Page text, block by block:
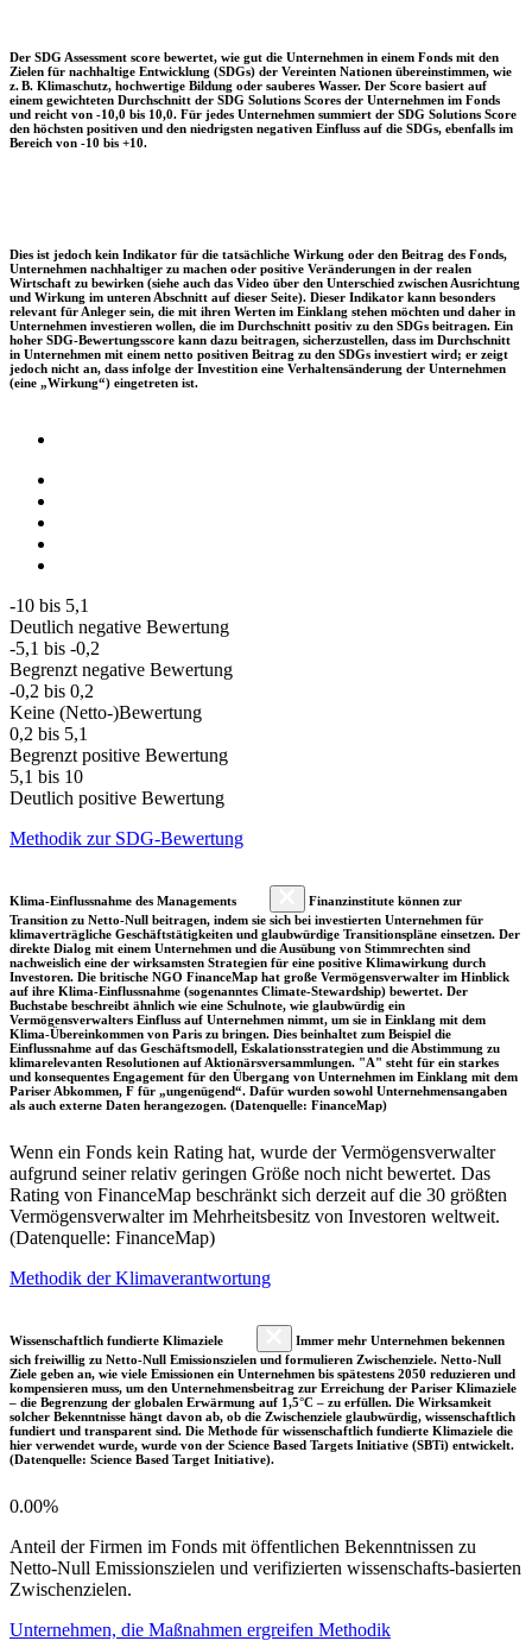
Der SDG Assessment score bewertet, wie gut die Unternehmen in einem Fonds mit den
Zielen für nachhaltige Entwicklung (SDGs) der Vereinten Nationen übereinstimmen, wie
z. B. Klimaschutz, hochwertige Bildung oder sauberes Wasser. Der Score basiert auf
einem gewichteten Durchschnitt der SDG Solutions Scores der Unternehmen im Fonds
und reicht von -10,0 bis 10,0. Für jedes Unternehmen summiert der SDG Solutions Score
den höchsten positiven und den niedrigsten negativen Einfluss auf die SDGs, ebenfalls im
Bereich von -10 bis +10.
Dies ist jedoch kein Indikator für die tatsächliche Wirkung oder den Beitrag des Fonds,
Unternehmen nachhaltiger zu machen oder positive Veränderungen in der realen
Wirtschaft zu bewirken (siehe auch das Video über den Unterschied zwischen Ausrichtung
und Wirkung im unteren Abschnitt auf dieser Seite). Dieser Indikator kann besonders
relevant für Anleger sein, die mit ihren Werten im Einklang stehen möchten und daher in
Unternehmen investieren wollen, die im Durchschnitt positiv zu den SDGs beitragen. Ein
hoher SDG-Bewertungsscore kann dazu beitragen, sicherzustellen, dass im Durchschnitt
in Unternehmen mit einem netto positiven Beitrag zu den SDGs investiert wird; er zeigt
jedoch nicht an, dass infolge der Investition eine Verhaltensänderung der Unternehmen
(eine „Wirkung“) eingetreten ist.
-10 bis 5,1
Deutlich negative Bewertung
-5,1 bis -0,2
Begrenzt negative Bewertung
-0,2 bis 0,2
Keine (Netto-)Bewertung
0,2 bis 5,1
Begrenzt positive Bewertung
5,1 bis 10
Deutlich positive Bewertung
Methodik zur SDG-Bewertung
Klima-Einflussnahme des Managements
Finanzinstitute können zur
Transition zu Netto-Null beitragen, indem sie sich bei investierten Unternehmen für
klimaverträgliche Geschäftstätigkeiten und glaubwürdige Transitionspläne einsetzen. Der
direkte Dialog mit einem Unternehmen und die Ausübung von Stimmrechten sind
nachweislich eine der wirksamsten Strategien für eine positive Klimawirkung durch
Investoren. Die britische NGO FinanceMap hat große Vermögensverwalter im Hinblick
auf ihre Klima-Einflussnahme (sogenanntes Climate-Stewardship) bewertet. Der
Buchstabe beschreibt ähnlich wie eine Schulnote, wie glaubwürdig ein
Vermögensverwalters Einfluss auf Unternehmen nimmt, um sie in Einklang mit dem
Klima-Übereinkommen von Paris zu bringen. Dies beinhaltet zum Beispiel die
Einflussnahme auf das Geschäftsmodell, Eskalationsstrategien und die Abstimmung zu
klimarelevanten Resolutionen auf Aktionärsversammlungen. "A" steht für ein starkes
und konsequentes Engagement für den Übergang von Unternehmen im Einklang mit dem
Pariser Abkommen, F für „ungenügend“. Dafür wurden sowohl Unternehmensangaben
als auch externe Daten herangezogen. (Datenquelle: FinanceMap)
Wenn ein Fonds kein Rating hat, wurde der Vermögensverwalter
aufgrund seiner relativ geringen Größe noch nicht bewertet. Das
Rating von FinanceMap beschränkt sich derzeit auf die 30 größten
Vermögensverwalter im Mehrheitsbesitz von Investoren weltweit.
(Datenquelle: FinanceMap)
Methodik der Klimaverantwortung
Wissenschaftlich fundierte Klimaziele
Immer mehr Unternehmen bekennen
sich freiwillig zu Netto-Null Emissionszielen und formulieren Zwischenziele. Netto-Null
Ziele geben an, wie viele Emissionen ein Unternehmen bis spätestens 2050 reduzieren und
kompensieren muss, um den Unternehmensbeitrag zur Erreichung der Pariser Klimaziele
– die Begrenzung der globalen Erwärmung auf 1,5°C – zu erfüllen. Die Wirksamkeit
solcher Bekenntnisse hängt davon ab, ob die Zwischenziele glaubwürdig, wissenschaftlich
fundiert und transparent sind. Die Methode für wissenschaftlich fundierte Klimaziele die
hier verwendet wurde, wurde von der Science Based Targets Initiative (SBTi) entwickelt.
(Datenquelle: Science Based Target Initiative).
0.00%
Anteil der Firmen im Fonds mit öffentlichen Bekenntnissen zu
Netto-Null Emissionszielen und verifizierten wissenschafts-basierten
Zwischenzielen.
Unternehmen, die Maßnahmen ergreifen Methodik